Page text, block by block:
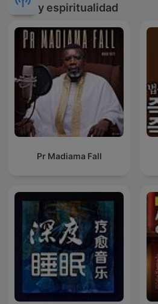
y espiritualidad
Pr Madiama Fall